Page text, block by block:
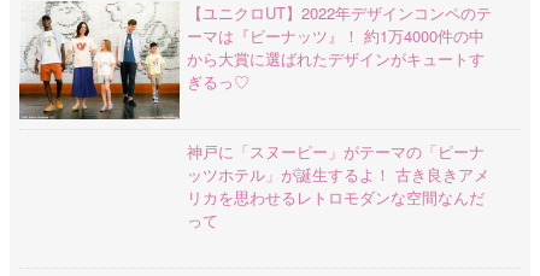
【ユニクロUT】2022年デザインコンペのテ
ーマは『ピーナッツ』！ 約1万4000件の中
から大賞に選ばれたデザインがキュートす
ぎるっ♡
神戸に「スヌーピー」がテーマの「ピーナ
ッツホテル」が誕生するよ！ 古き良きアメ
リカを思わせるレトロモダンな空間なんだ
って